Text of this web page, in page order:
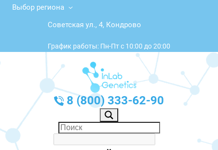
Выбор региона
Советская ул., 4, Кондрово
График работы: Пн-Пт с 10:00 до 20:00
8 (800) 333-62-90